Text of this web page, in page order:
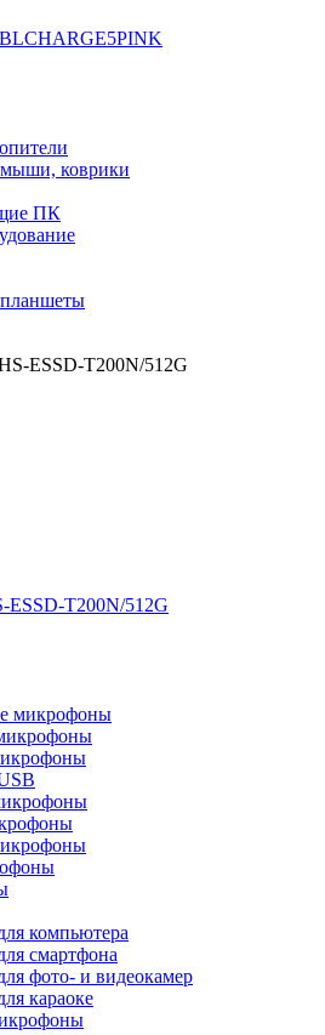
коврики
ПК
ESSD-T200N/512G
микрофоны
компьютера
смартфона
фото- и видеокамер
караоке